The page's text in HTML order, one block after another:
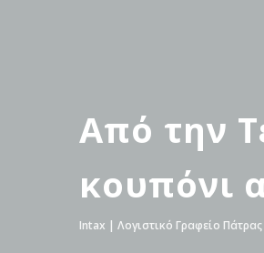
Από την
κουπόνι
Intax | Λογιστικό Γραφείο Πάτρας